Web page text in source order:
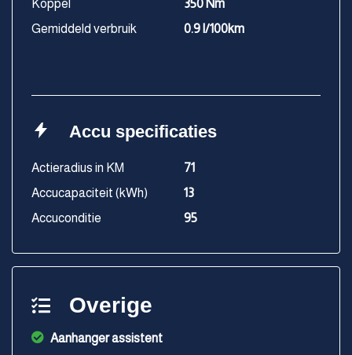
Koppel
350 Nm
Gemiddeld verbruik
0.9 l/100km
Accu specificaties
Actieradius in KM
71
Accucapaciteit (kWh)
13
Accuconditie
95
Overige
Aanhanger assistent